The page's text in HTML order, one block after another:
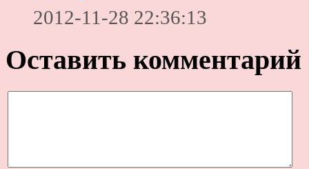
2012-11-28 22:36:13
Оставить комментарий